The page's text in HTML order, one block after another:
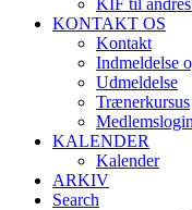
KIF til
KONTAKT OS
Kontakt
Indmeldelse
Udmeldelse
Trænerkursus
KALENDER
Kalender
ARKIV
Search